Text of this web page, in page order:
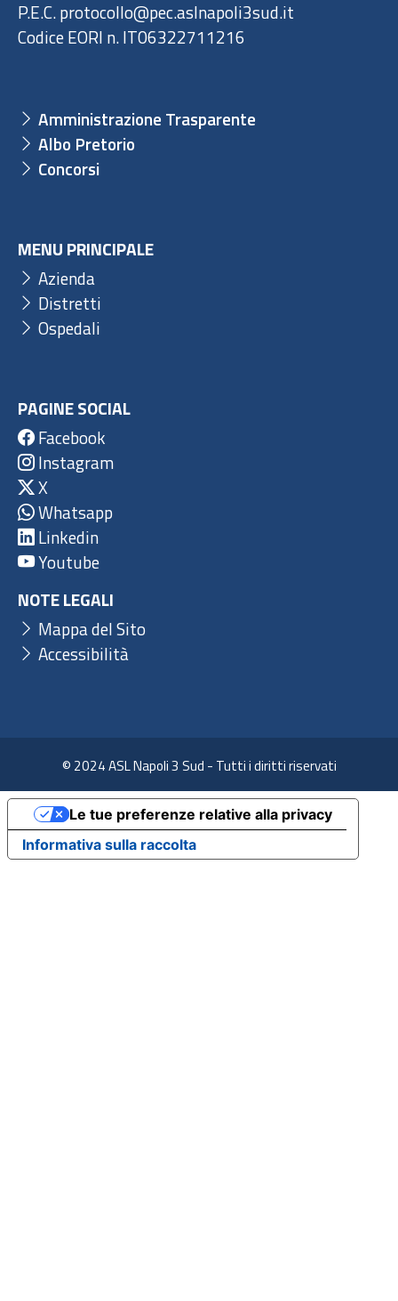
P.E.C. protocollo@pec.aslnapoli3sud.it
Codice EORI n. IT06322711216
Amministrazione Trasparente
Albo Pretorio
Concorsi
MENU PRINCIPALE
Azienda
Distretti
Ospedali
PAGINE SOCIAL
Facebook
Instagram
X
Whatsapp
Linkedin
Youtube
NOTE LEGALI
Mappa del Sito
Accessibilità
© 2024 ASL Napoli 3 Sud - Tutti i diritti riservati
Informativa sulla raccolta
Le tue preferenze relative alla privacy